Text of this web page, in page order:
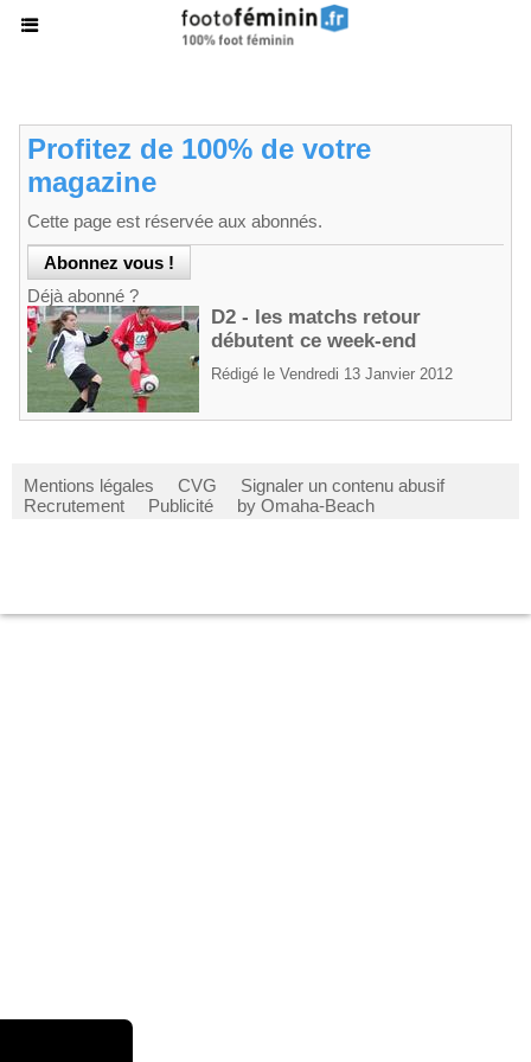
Profitez de 100% de votre
magazine
Cette page est réservée aux abonnés.
Déjà abonné ?
D2 - les matchs retour
débutent ce week-end
Rédigé le Vendredi 13 Janvier 2012
Mentions légales CVG
Signaler un contenu abusif
Recrutement
Publicité by Omaha-Beach